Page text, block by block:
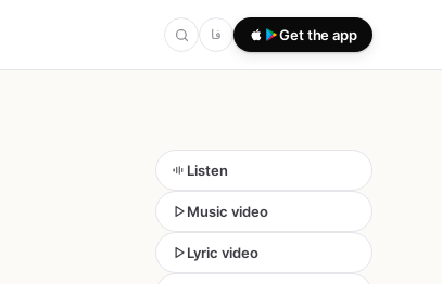
فا Get the app
Listen
Music video
Lyric video